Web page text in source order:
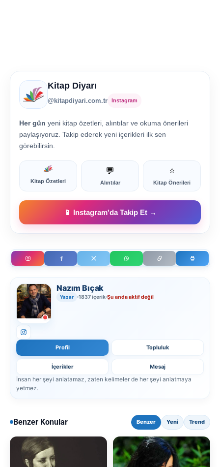
Kitap Diyarı
@kitapdiyari.com.tr Instagram
Her gün yeni kitap özetleri, alıntılar ve okuma önerileri
paylaşıyoruz. Takip ederek yeni içerikleri ilk sen
görebilirsin.
Kitap Özetleri
💬
Alıntılar
⭐
Kitap Önerileri
📱 Instagram'da Takip Et →
Nazım Bıçak
Yazar 1837 içerik Şu anda aktif değil
Profil Topluluk
İçerikler Mesaj
İnsan her şeyi anlatamaz, zaten kelimeler de her şeyi anlatmaya
yetmez.
Benzer Konular Benzer Yeni Trend